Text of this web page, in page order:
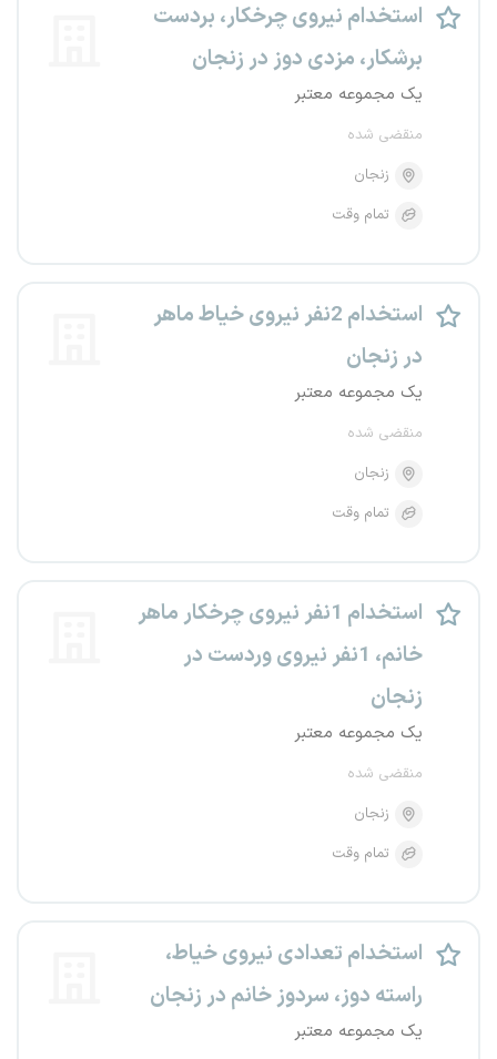
استخدام نیروی چرخکار، بردست
برشکار، مزدی دوز در زنجان
یک مجموعه معتبر
منقضی شده
زنجان
تمام وقت
استخدام 2نفر نیروی خیاط ماهر
در زنجان
یک مجموعه معتبر
منقضی شده
زنجان
تمام وقت
استخدام 1نفر نیروی چرخکار ماهر
خانم، 1نفر نیروی وردست در
زنجان
یک مجموعه معتبر
منقضی شده
زنجان
تمام وقت
استخدام تعدادی نیروی خیاط،
راسته دوز، سردوز خانم در زنجان
یک مجموعه معتبر